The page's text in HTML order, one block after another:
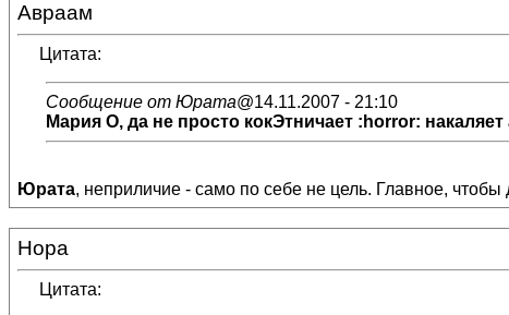
Авраам
Цитата:
Сообщение от Юрата@14.11.2007 - 21:10
Мария О, да не просто кокЭтничает :horror:
Юрата, неприличие - само по себе не цель. Главное,
Нора
Цитата: